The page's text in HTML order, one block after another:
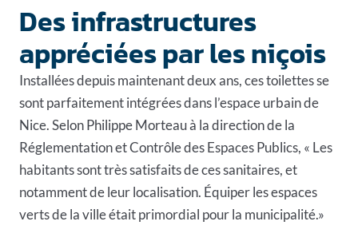
Des infrastructures
appréciées par les niçois
Installées depuis maintenant deux ans, ces toilettes se
sont parfaitement intégrées dans l’espace urbain de
Nice. Selon Philippe Morteau à la direction de la
Réglementation et Contrôle des Espaces Publics, « Les
habitants sont très satisfaits de ces sanitaires, et
notamment de leur localisation. Équiper les espaces
verts de la ville était primordial pour la municipalité.»